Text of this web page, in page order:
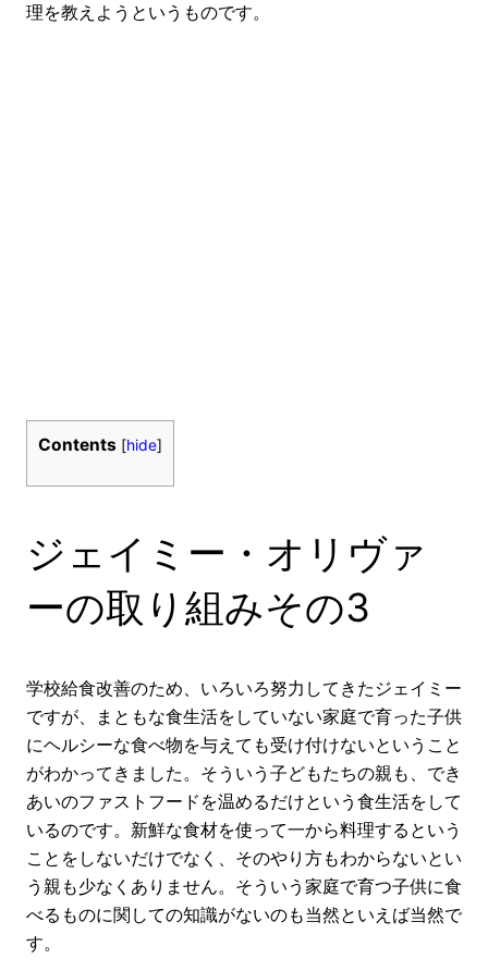
理を教えようというものです。
Contents [hide]
ジェイミー・オリヴァ
ーの取り組みその3
学校給食改善のため、いろいろ努力してきたジェイミー
ですが、まともな食生活をしていない家庭で育った子供
にヘルシーな食べ物を与えても受け付けないということ
がわかってきました。そういう子どもたちの親も、でき
あいのファストフードを温めるだけという食生活をして
いるのです。新鮮な食材を使って一から料理するという
ことをしないだけでなく、そのやり方もわからないとい
う親も少なくありません。そういう家庭で育つ子供に食
べるものに関しての知識がないのも当然といえば当然で
す。